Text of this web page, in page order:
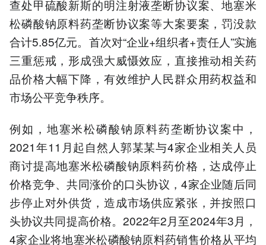
查处甲硫酸新斯的明注射液垄断协议案、地塞米
松磷酸钠原料药垄断协议案等大案要案，罚没款
合计5.85亿元。首次对“企业+组织者+责任人”实施
三重惩戒，形成强大威慑效应，直接推动相关药
品价格大幅下降，有效维护人民群众用药权益和
市场公平竞争秩序。
例如，地塞米松磷酸钠原料药垄断协议案中，
2021年11月起自然人郭某某与4家企业相关人员
商讨提高地塞米松磷酸钠原料药价格，达成停止
价格竞争、共同涨价的口头协议，4家企业随后同
步停止对外供货，造成市场供应紧张，并按照口
头协议共同提高价格。2022年2月至2024年3月，
4家企业将地塞米松磷酸钠原料药销售价格从平均